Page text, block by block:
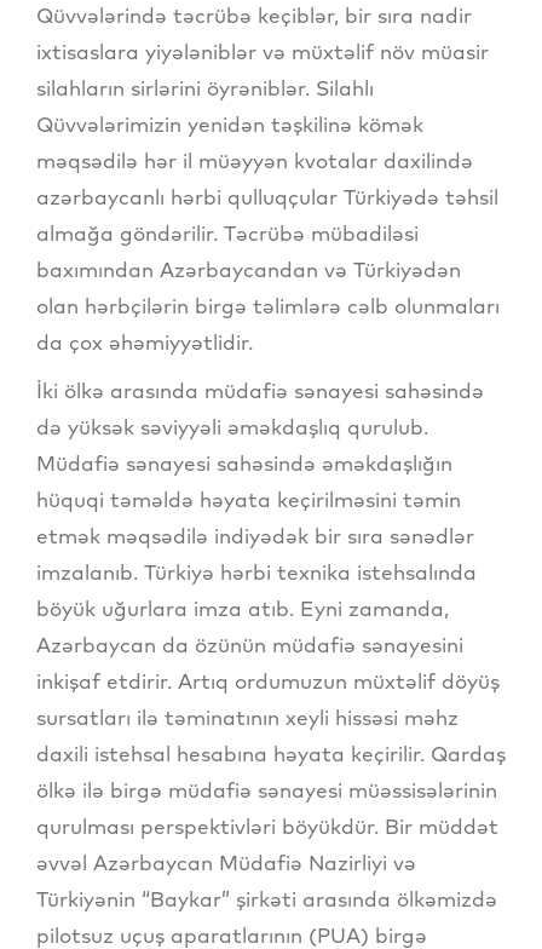
Qüvvələrində təcrübə keçiblər, bir sıra nadir
ixtisaslara yiyələniblər və müxtəlif növ müasir
silahların sirlərini öyrəniblər. Silahlı
Qüvvələrimizin yenidən təşkilinə kömək
məqsədilə hər il müəyyən kvotalar daxilində
azərbaycanlı hərbi qulluqçular Türkiyədə təhsil
almağa göndərilir. Təcrübə mübadiləsi
baxımından Azərbaycandan və Türkiyədən
olan hərbçilərin birgə təlimlərə cəlb olunmaları
da çox əhəmiyyətlidir.
İki ölkə arasında müdafiə sənayesi sahəsində
də yüksək səviyyəli əməkdaşlıq qurulub.
Müdafiə sənayesi sahəsində əməkdaşlığın
hüquqi təməldə həyata keçirilməsini təmin
etmək məqsədilə indiyədək bir sıra sənədlər
imzalanıb. Türkiyə hərbi texnika istehsalında
böyük uğurlara imza atıb. Eyni zamanda,
Azərbaycan da özünün müdafiə sənayesini
inkişaf etdirir. Artıq ordumuzun müxtəlif döyüş
sursatları ilə təminatının xeyli hissəsi məhz
daxili istehsal hesabına həyata keçirilir. Qardaş
ölkə ilə birgə müdafiə sənayesi müəssisələrinin
qurulması perspektivləri böyükdür. Bir müddət
əvvəl Azərbaycan Müdafiə Nazirliyi və
Türkiyənin “Baykar” şirkəti arasında ölkəmizdə
pilotsuz uçuş aparatlarının (PUA) birgə